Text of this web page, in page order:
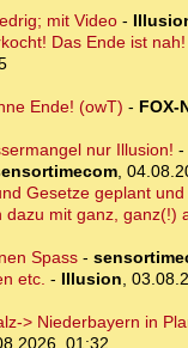
mit Video-
Das Ende ist
Ende! (owT) - FOX-
nur Illusion! -
,
Gesetze geplant
mit ganz, ganz(!)
Spass-
etc. - Illusion,
> Niederbayern in
01:32